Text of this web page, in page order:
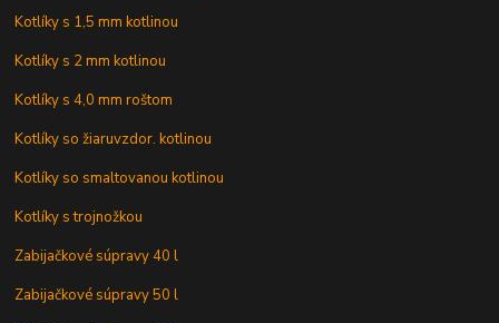
Kotlíky s 1,5 mm kotlinou
Kotlíky s 2 mm kotlinou
Kotlíky s 4,0 mm roštom
Kotlíky so žiaruvzdor. kotlinou
Kotlíky so smaltovanou kotlinou
Kotlíky s trojnožkou
Zabijačkové súpravy 40 l
Zabijačkové súpravy 50 l